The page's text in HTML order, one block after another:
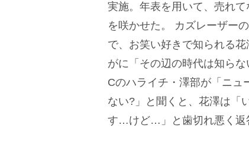
実施。年表を用いて、売れ
を咲かせた。
カズレーザー
で、お笑い好きで知られる
がに「その辺の時代は知ら
Cのハライチ・澤部が「ニュ
ない?」と聞くと、花澤は「
す…けど…」と歯切れ悪く